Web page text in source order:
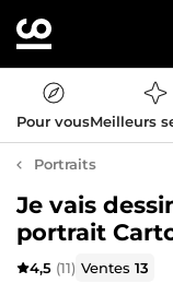
Pour vousMeilleurs
Portraits
Je vais
portrait
4,5 (11) Ventes13